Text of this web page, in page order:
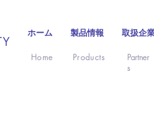
ホーム 製品情報 取扱企
Home Products
Partner
s